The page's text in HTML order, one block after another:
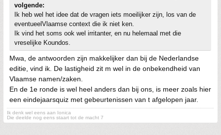
volgende:
Ik heb wel het idee dat de vragen iets moeilijker zijn, los van de
eventueelVlaamse context die ik niet ken.
Ik vind het soms ook wel irritanter, en nu helemaal met die
vreselijke Koundos.
Mwa, de antwoorden zijn makkelijker dan bij de Nederlandse
editie, vind ik. De lastigheid zit m wel in de onbekendheid van
Vlaamse namen/zaken.
En de 1e ronde is wel heel anders dan bij ons, is meer zoals hier
een eindejaarsquiz met gebeurtenissen van t afgelopen jaar.
Ik denk wel eens aan Ionica
Die deelde nog eens staart tot de macht 7